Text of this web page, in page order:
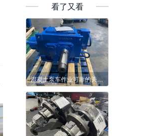
看了又看
混凝土泵车作业可靠的关键 大功率齿轮减速机